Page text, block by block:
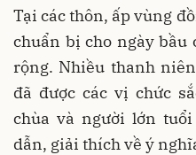
Tại các thôn, ấp vùng
chuẩn bị cho ngày bầu
rộng. Nhiều thanh
đã được các vị chức
chùa và người lớn
dẫn, giải thích về ý